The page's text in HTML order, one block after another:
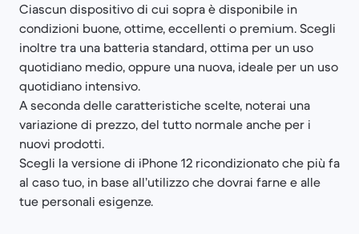
Ciascun dispositivo di cui sopra è disponibile in
condizioni buone, ottime, eccellenti o premium. Scegli
inoltre tra una batteria standard, ottima per un uso
quotidiano medio, oppure una nuova, ideale per un uso
quotidiano intensivo.
A seconda delle caratteristiche scelte, noterai una
variazione di prezzo, del tutto normale anche per i
nuovi prodotti.
Scegli la versione di iPhone 12 ricondizionato che più fa
al caso tuo, in base all’utilizzo che dovrai farne e alle
tue personali esigenze.